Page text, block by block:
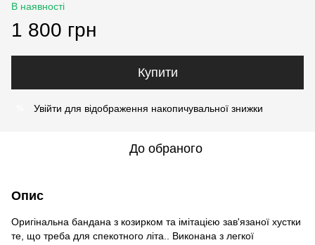
В наявності
1 800 грн
Купити
Увійти для відображення накопичувальної знижки
До обраного
Опис
Оригінальна бандана з козирком та імітацією зав'язаної хустки
те, що треба для спекотного літа.. Виконана з легкої